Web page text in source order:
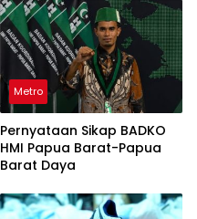
Metro
Pernyataan Sikap BADKO
HMI Papua Barat-Papua
Barat Daya